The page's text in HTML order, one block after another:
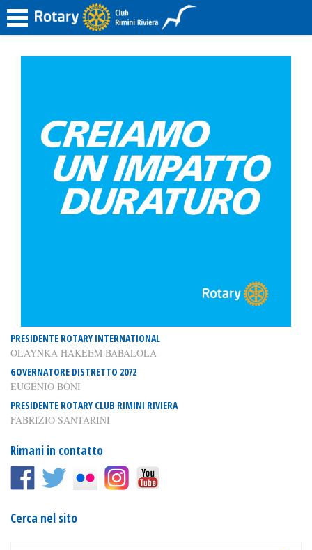
PRESIDENTE ROTARY INTERNATIONAL
OLAYNKA HAKEEM BABALOLA
GOVERNATORE DISTRETTO 2072
EUGENIO BONI
PRESIDENTE ROTARY CLUB RIMINI RIVIERA
FABRIZIO SANTARINI
Rimani in contatto
Cerca nel sito